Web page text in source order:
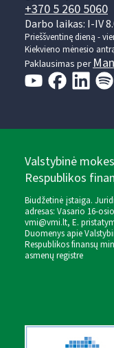
+370 5 260 5060
Darbo laikas: I-IV
Prieššventinę dieną -
Kiekvieno mėnesio
Paklausimas per
Valstybinė
Respublikos
Biudžetinė įstaiga.
adresas: Vasario 16-
vmi@vmi.lt, E.
Duomenys apie
Respublikos finansų
asmenų registre